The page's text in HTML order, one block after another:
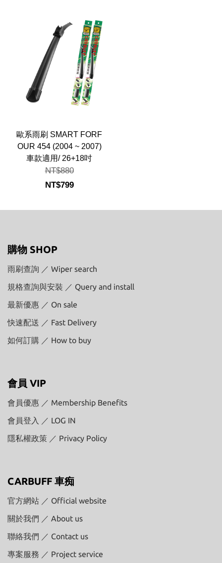
歐系雨刷 SMART FORF
OUR 454 (2004 ~ 2007)
車款適用/ 26+18吋
NT$880
NT$799
購物 SHOP
雨刷查詢 ／ Wiper search
規格查詢與安裝 ／ Query and install
最新優惠 ／ On sale
快速配送 ／ Fast Delivery
如何訂購 ／ How to buy
會員 VIP
會員優惠 ／ Membership Benefits
會員登入 ／ LOG IN
隱私權政策 ／ Privacy Policy
CARBUFF 車痴
官方網站 ／ Official website
關於我們 ／ About us
聯絡我們 ／ Contact us
專案服務 ／ Project service